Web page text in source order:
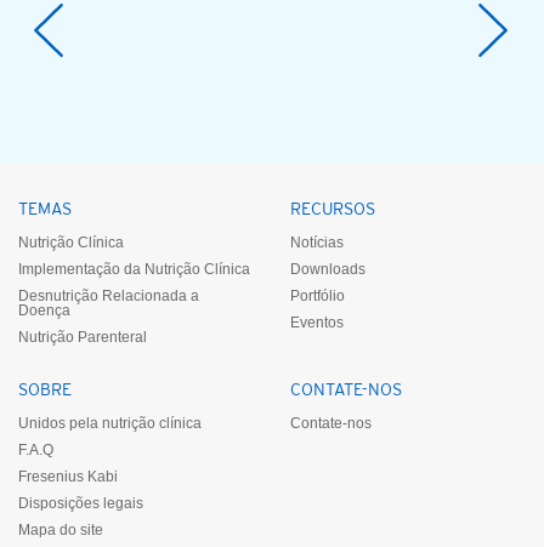
TEMAS
Nutrição Clínica
Implementação da Nutrição Clínica
Desnutrição Relacionada a
Doença
Nutrição Parenteral
RECURSOS
Notícias
Downloads
Portfólio
Eventos
SOBRE
Unidos pela nutrição clínica
F.A.Q
Fresenius Kabi
Disposições legais
Mapa do site
CONTATE-NOS
Contate-nos